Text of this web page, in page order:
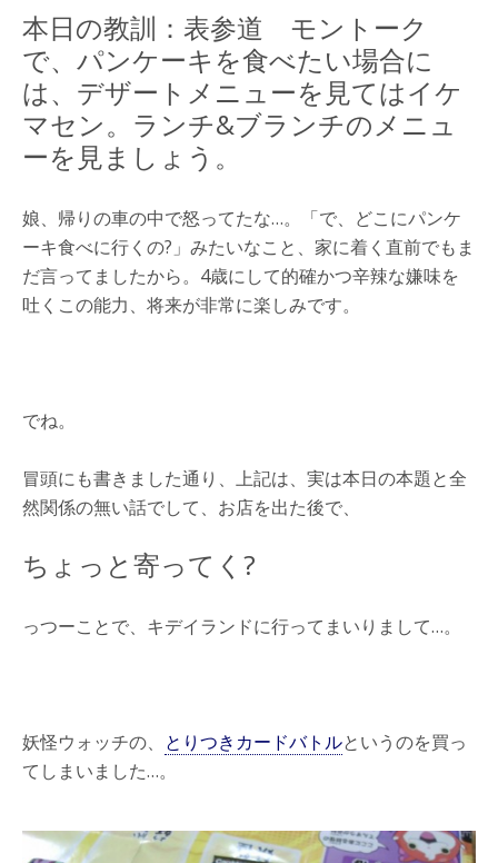
本日の教訓：表参道 モントーク
で、パンケーキを食べたい場合に
は、デザートメニューを見てはイケ
マセン。ランチ&ブランチのメニュ
ーを見ましょう。
娘、帰りの車の中で怒ってたな…。「で、どこにパンケ
ーキ食べに行くの?」みたいなこと、家に着く直前でもま
だ言ってましたから。4歳にして的確かつ辛辣な嫌味を
吐くこの能力、将来が非常に楽しみです。
でね。
冒頭にも書きました通り、上記は、実は本日の本題と全
然関係の無い話でして、お店を出た後で、
ちょっと寄ってく?
っつーことで、キデイランドに行ってまいりまして…。
妖怪ウォッチの、 とりつきカードバトルというのを買っ
てしまいました…。